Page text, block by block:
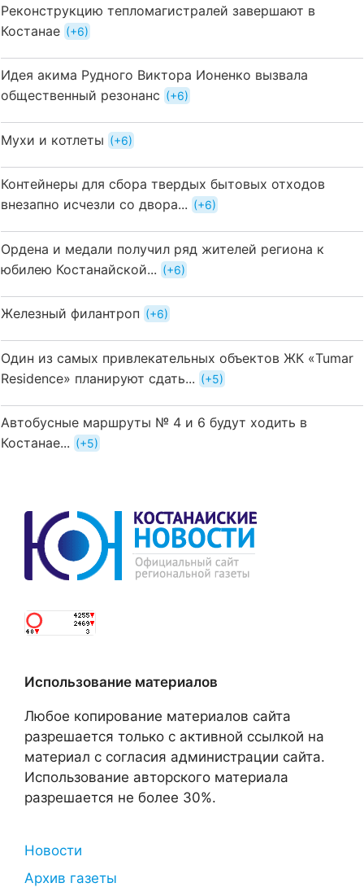
Реконструкцию тепломагистралей завершают в
Костанае
+6
Идея акима Рудного Виктора Ионенко вызвала
общественный резонанс
+6
Мухи и котлеты +6
Контейнеры для сбора твердых бытовых отходов
внезапно исчезли со двора...
+6
Ордена и медали получил ряд жителей региона к
юбилею Костанайской...
+6
Железный филантроп +6
Один из самых привлекательных объектов ЖК «Tumar
Residence» планируют сдать...
+5
Автобусные маршруты № 4 и 6 будут ходить в
Костанае...
+5
Использование материалов
Любое копирование материалов сайта
разрешается только с активной ссылкой на
материал с согласия администрации сайта.
Использование авторского материала
разрешается не более 30%.
Новости
Архив газеты